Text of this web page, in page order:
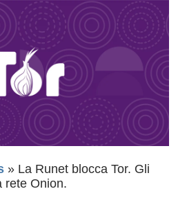
» La Runet blocca Tor. Gli
rete Onion.